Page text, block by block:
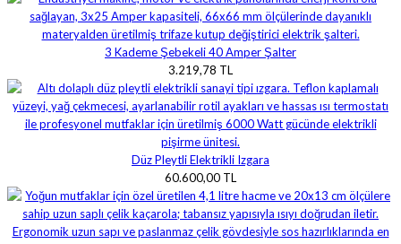
3 Kademe Şebekeli 40 Amper Şalter
3.219,78 TL
Düz Pleytli Elektrikli Izgara
60.600,00 TL